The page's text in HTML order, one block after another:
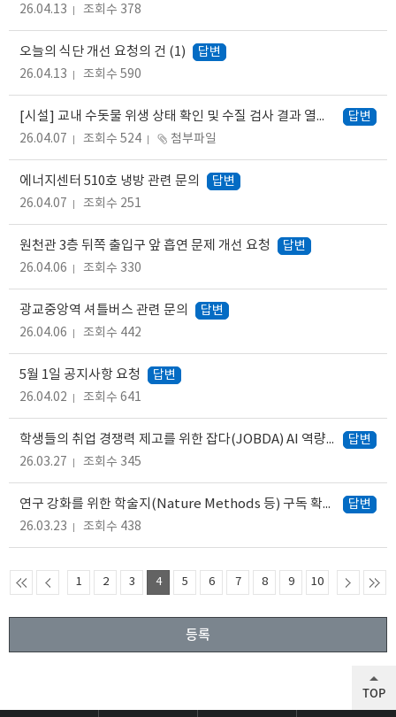
26.04.13
조회수 378
오늘의 식단 개선 요청의 건 (1)
답변
26.04.13
조회수 590
[시설] 교내 수돗물 위생 상태 확인 및 수질 검사 결과 열람 요청
답변
26.04.07
조회수 524 첨부파일
에너지센터 510호 냉방 관련 문의
답변
26.04.07
조회수 251
원천관 3층 뒤쪽 출입구 앞 흡연 문제 개선 요청
답변
26.04.06
조회수 330
광교중앙역 셔틀버스 관련 문의
답변
26.04.06
조회수 442
5월 1일 공지사항 요청
답변
26.04.02
조회수 641
학생들의 취업 경쟁력 제고를 위한 잡다(JOBDA) AI 역량검사 학교 제휴 건의
답변
26.03.27
조회수 345
연구 강화를 위한 학술지(Nature Methods 등) 구독 확대 요청
답변
26.03.23
조회수 438
1 2 3 4 5 6 7 8 9 10
등록
TOP